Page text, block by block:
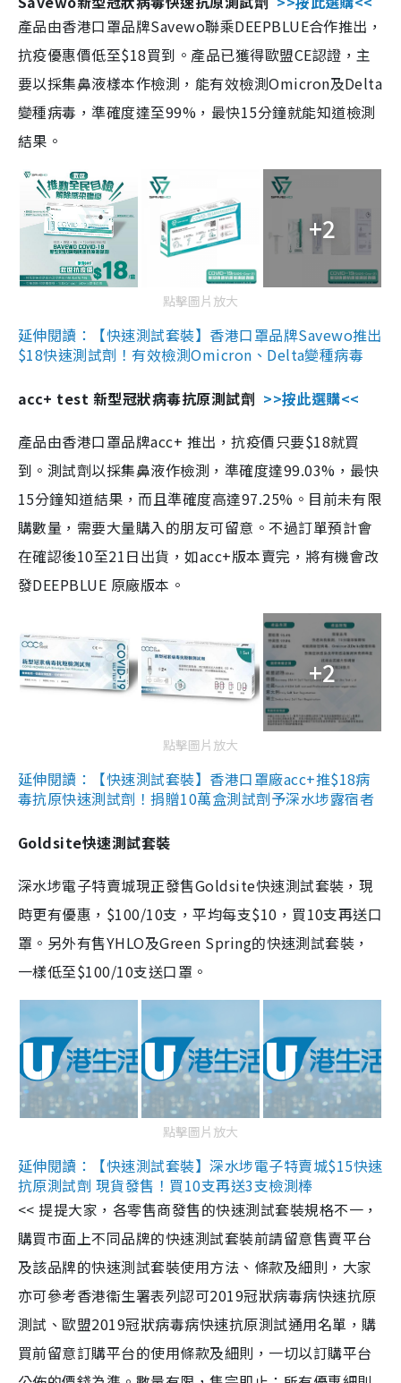
產品由香港口罩品牌Savewo聯乘DEEPBLUE合作推出，
抗疫優惠價低至$18買到。產品已獲得歐盟CE認證，主
要以採集鼻液樣本作檢測，能有效檢測Omicron及Delta
變種病毒，準確度達至99%，最快15分鐘就能知道檢測
結果。
+2
點擊圖片放大
延伸閱讀：【快速測試套裝】香港口罩品牌Savewo推出
$18快速測試劑！有效檢測Omicron、Delta變種病毒
acc+ test 新型冠狀病毒抗原測試劑 >>按此選購<<
產品由香港口罩品牌acc+ 推出，抗疫價只要$18就買
到。測試劑以採集鼻液作檢測，準確度達99.03%，最快
15分鐘知道結果，而且準確度高達97.25%。目前未有限
購數量，需要大量購入的朋友可留意。不過訂單預計會
在確認後10至21日出貨，如acc+版本賣完，將有機會改
發DEEPBLUE 原廠版本。
+2
點擊圖片放大
延伸閱讀：【快速測試套裝】香港口罩廠acc+推$18病
毒抗原快速測試劑！捐贈10萬盒測試劑予深水埗露宿者
Goldsite快速測試套裝
深水埗電子特賣城現正發售Goldsite快速測試套裝，現
時更有優惠，$100/10支，平均每支$10，買10支再送口
罩。另外有售YHLO及Green Spring的快速測試套裝，
一樣低至$100/10支送口罩。
點擊圖片放大
延伸閱讀：【快速測試套裝】深水埗電子特賣城$15快速
抗原測試劑 現貨發售！買10支再送3支檢測棒
<< 提提大家，各零售商發售的快速測試套裝規格不一，
購買市面上不同品牌的快速測試套裝前請留意售賣平台
及該品牌的快速測試套裝使用方法、條款及細則，大家
亦可參考香港衞生署表列認可2019冠狀病毒病快速抗原
測試、歐盟2019冠狀病毒病快速抗原測試通用名單，購
買前留意訂購平台的使用條款及細則，一切以訂購平台